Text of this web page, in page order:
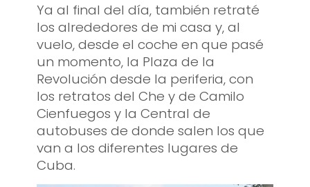
Ya al final del día, también retraté
los alrededores de mi casa y, al
vuelo, desde el coche en que pasé
un momento, la Plaza de la
Revolución desde la periferia, con
los retratos del Che y de Camilo
Cienfuegos y la Central de
autobuses de donde salen los que
van a los diferentes lugares de
Cuba.